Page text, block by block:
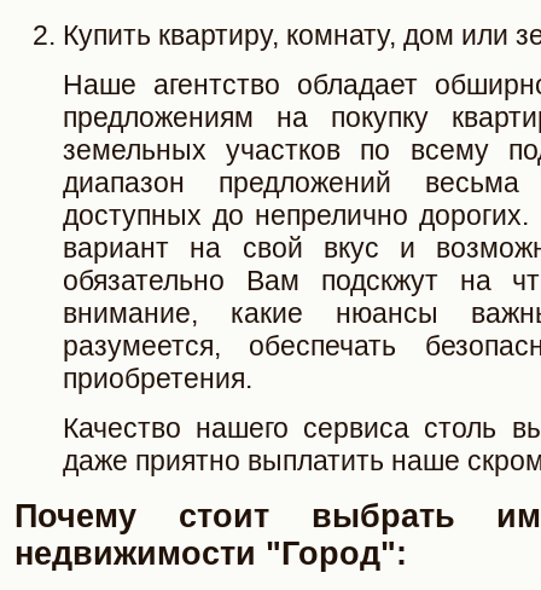
Купить квартиру, комнату, дом или
Наше агентство обладает
предложениям на покупку
земельных участков по всему
диапазон предложений
доступных до непрелично
вариант на свой вкус и
обязательно Вам подскжут на
внимание, какие нюансы
разумеется, обеспечать
приобретения.
Качество нашего сервиса столь
даже приятно выплатить наше
Почему стоит выбрать
недвижимости "Город":